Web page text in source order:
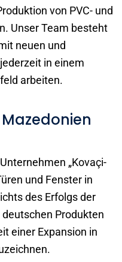
von PVC- und
Unser Team besteht
neuen und
in einem
arbeiten.
„Kovaçi-
und Fenster in
des Erfolgs der
Produkten
einer Expansion in